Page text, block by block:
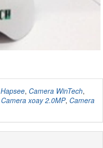
Hapsee, Camera WinTech,
Camera xoay 2.0MP, Camera